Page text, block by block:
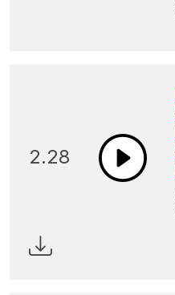
2.28